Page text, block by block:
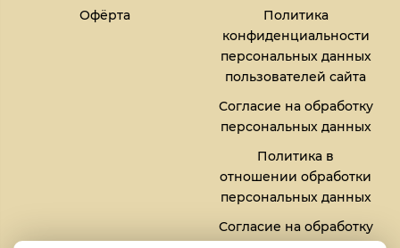
Офёрта
Политика
конфиденциальности
персональных данных
пользователей сайта
Согласие на обработку
персональных данных
Политика в
отношении обработки
персональных данных
Согласие на обработку